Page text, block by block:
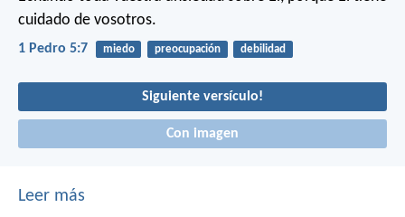
cuidado de vosotros.
1 Pedro 5:7 miedo preocupación debilidad
Siguiente versículo!
Con imagen
Leer más